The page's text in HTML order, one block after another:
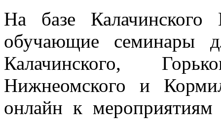
На базе
обучающие семинары
Калачинского,
Нижнеомского и
онлайн к